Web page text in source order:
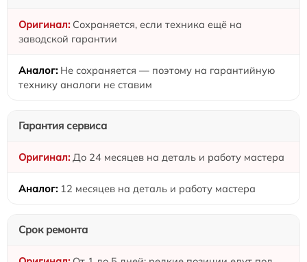
Сохраняется, если техника ещё на
заводской гарантии
Не сохраняется — поэтому на гарантийную
технику аналоги не ставим
Гарантия сервиса
До 24 месяцев на деталь и работу мастера
12 месяцев на деталь и работу мастера
Срок ремонта